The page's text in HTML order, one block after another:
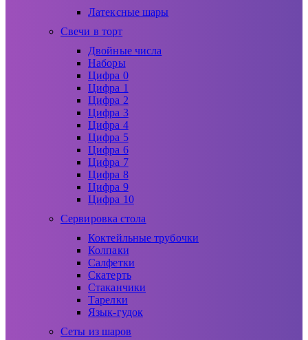
Латексные шары
Свечи в торт
Двойные числа
Наборы
Цифра 0
Цифра 1
Цифра 2
Цифра 3
Цифра 4
Цифра 5
Цифра 6
Цифра 7
Цифра 8
Цифра 9
Цифра 10
Сервировка стола
Коктейльные трубочки
Колпаки
Салфетки
Скатерть
Стаканчики
Тарелки
Язык-гудок
Сеты из шаров